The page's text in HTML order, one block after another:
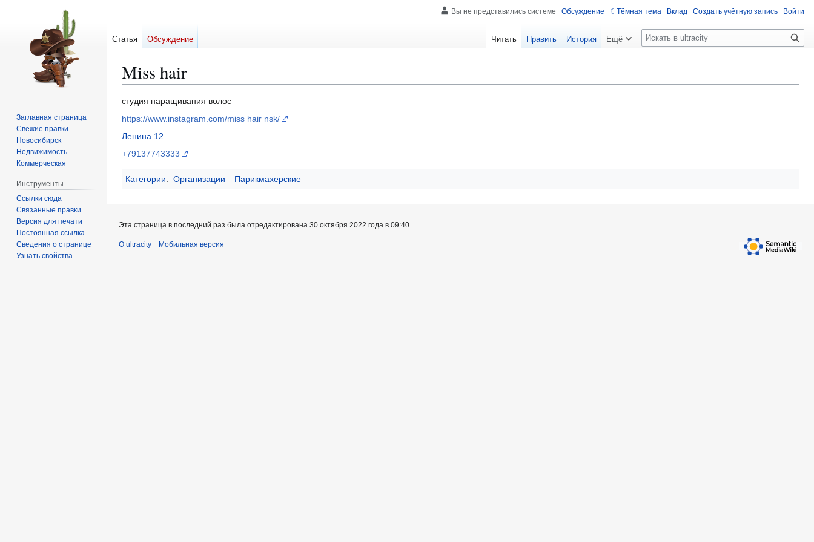
Miss hair
Перейти
к
Перейти
к
студия наращивания волос
https://www.instagram.com/miss hair nsk/
Ленина 12
+79137743333
Категории: Организации Парикмахерские
Вы не представились системе Обсуждение Тёмная тема Вклад Создать учётную запись Войти
Статья Обсуждение Читать Править История Ещё
П
о
к
Заглавная страница
Свежие правки
Новосибирск
Недвижимость
Коммерческая
Инструменты
Ссылки сюда
Связанные правки
Версия для печати
Постоянная ссылка
Сведения о странице
Узнать свойства
Эта страница в последний раз была отредактирована 30 октября 2022 года в 09:40.
О ultracity Мобильная версия